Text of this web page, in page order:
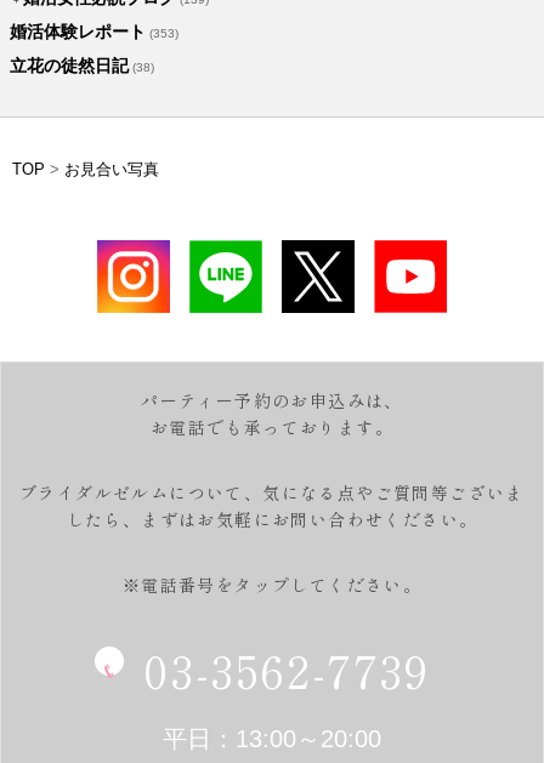
婚活体験レポート (353)
立花の徒然日記(38)
TOP > お見合い写真
パーティー予約のお申込みは、
お電話でも承っております。
ブライダルゼルムについて、気になる点やご質問等ございま
したら、
まずはお気軽にお問い合わせください。
※電話番号をタップしてください。
03-3562-7739
平日：13:00～20:00